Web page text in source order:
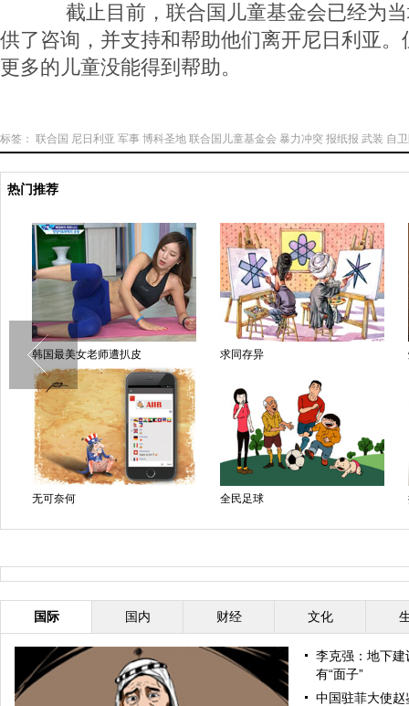
截止目前，联合国儿童基金会已经为当
供了咨询，并支持和帮助他们离开尼日利亚
更多的儿童没能得到帮助。
标签： 联合国 尼日利亚 军事 博科圣地 联合国儿童基金会 暴力冲突 报纸报 武装 自
热门推荐
韩国最美女老师遭扒皮 求同存异
无可奈何 全民足球
国际 国内 财经 文化
李克强：地下建
有“面子”
中国驻菲大使